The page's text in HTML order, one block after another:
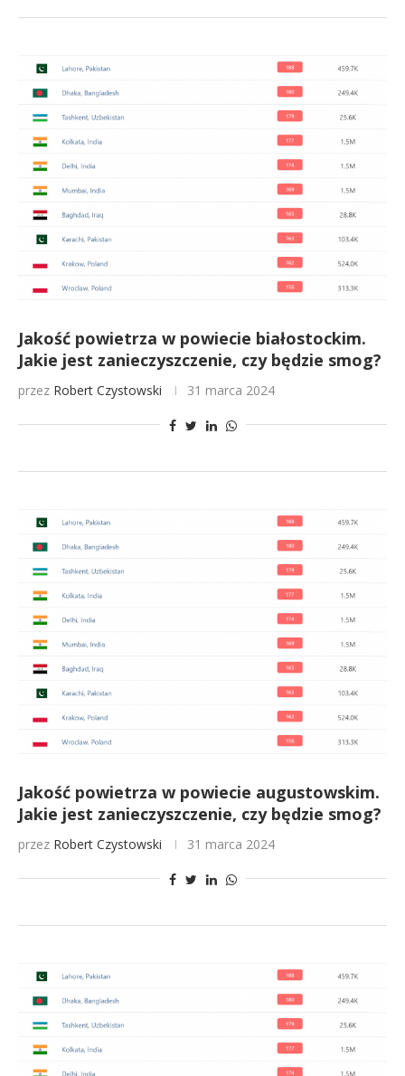
Jakość powietrza w powiecie białostockim.
Jakie jest zanieczyszczenie, czy będzie smog?
przez Robert Czystowski 31 marca 2024
Jakość powietrza w powiecie augustowskim.
Jakie jest zanieczyszczenie, czy będzie smog?
przez Robert Czystowski 31 marca 2024